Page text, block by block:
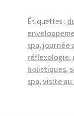
Étiquettes :
spa, journée
réflexologie,
holistiques,
spa,visite au